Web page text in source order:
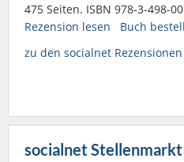
475 Seiten. ISBN 978-3-498-
Rezension lesen
Buch
zu den socialnet Rezensionen
socialnet Stellenmarkt